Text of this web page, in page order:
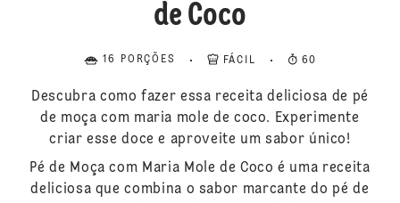
de Coco
16 PORÇÕES FÁCIL 60
Descubra como fazer essa receita deliciosa de pé
de moça com maria mole de coco. Experimente
criar esse doce e aproveite um sabor único!
Pé de Moça com Maria Mole de Coco é uma receita
deliciosa que combina o sabor marcante do pé de